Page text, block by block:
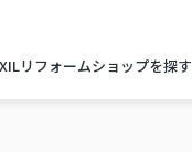
リフォームショップを探す